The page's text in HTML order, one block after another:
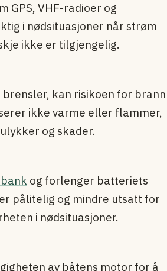
GPS, VHF-radioer og
i nødsituasjoner når strøm
ikke er tilgjengelig.
kan risikoen for brann
ikke varme eller flammer,
og skader.
og forlenger batteriets
pålitelig og mindre utsatt for
i nødsituasjoner.
av båtens motor for å